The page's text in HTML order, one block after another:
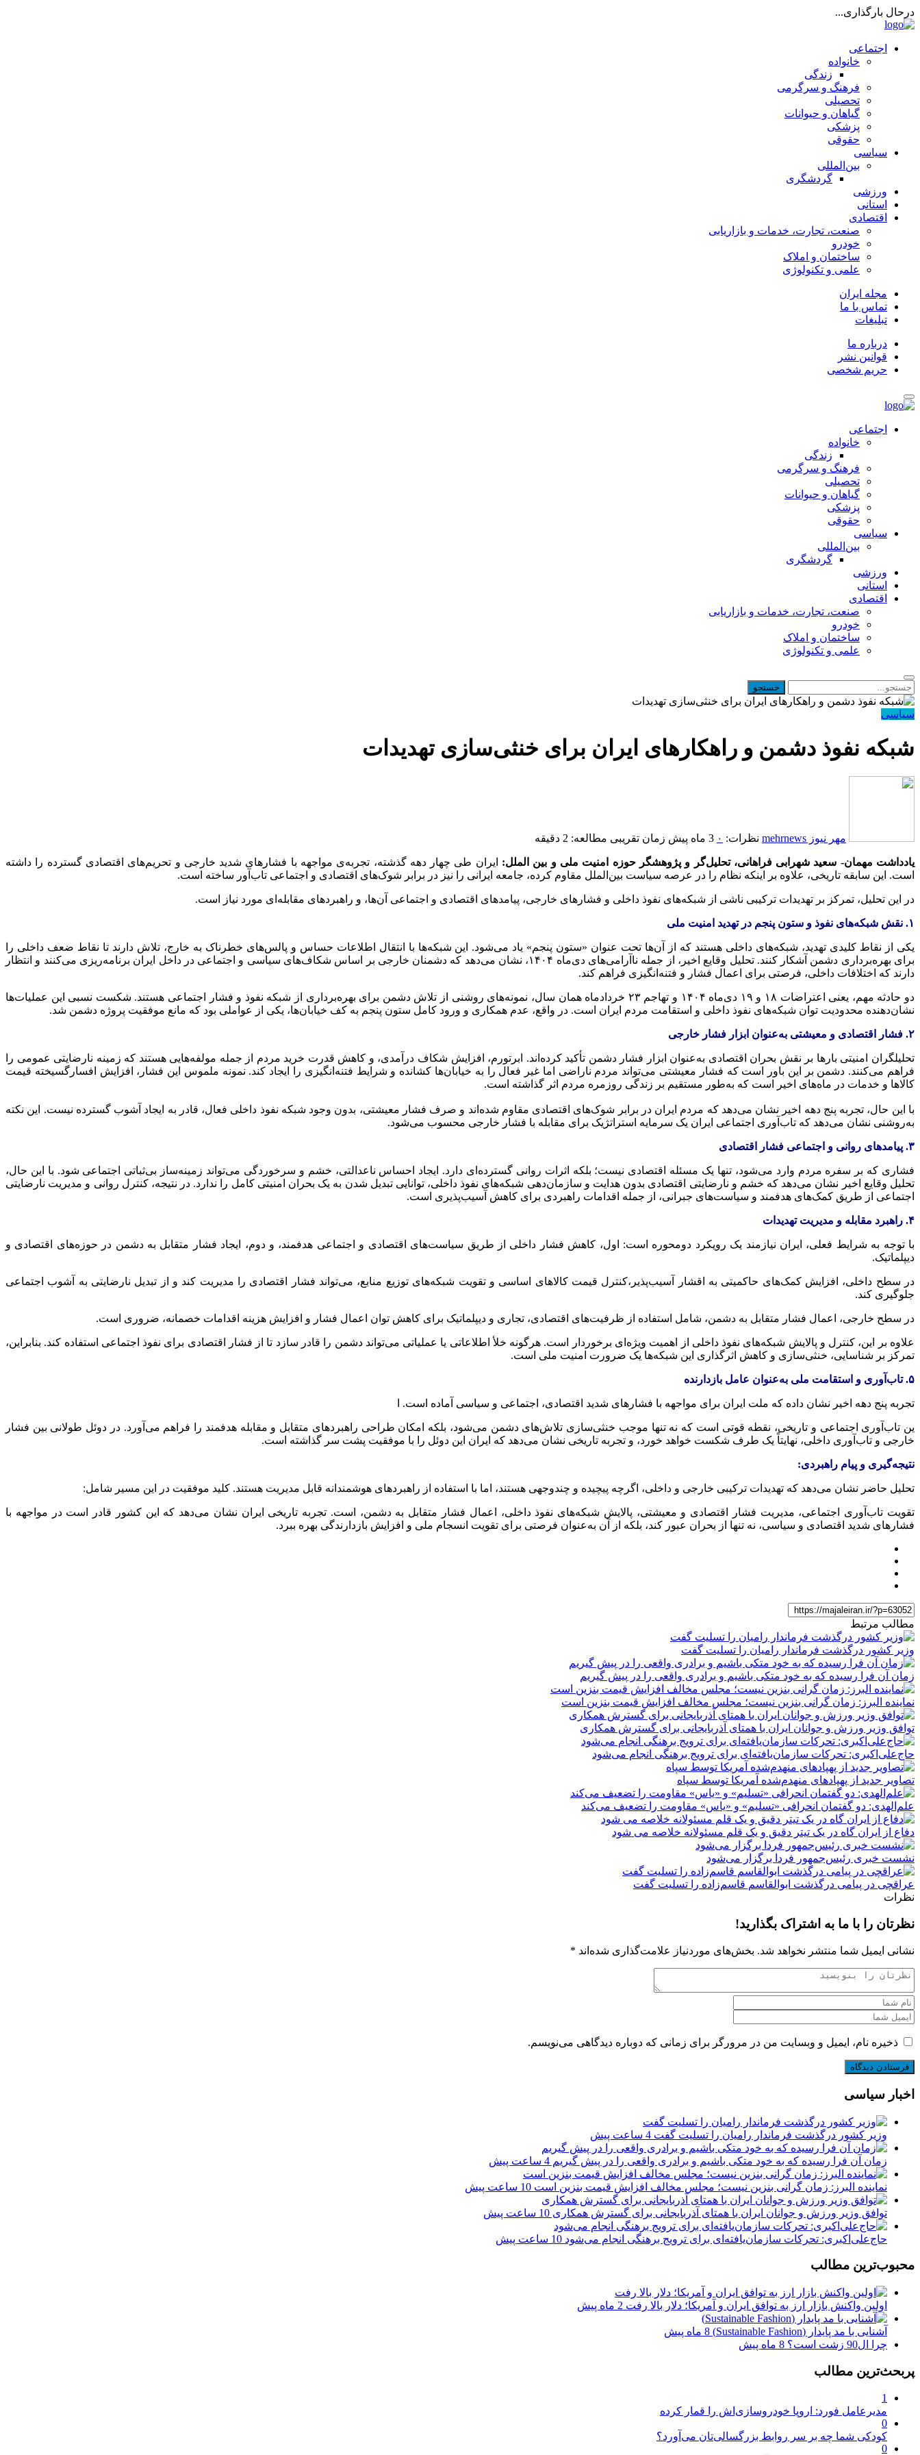
درحال بارگذاری...
اجتماعی
خانواده
زندگی
فرهنگ و سرگرمی
تحصیلی
گیاهان و حیوانات
پزشکی
حقوقی
سیاسی
بین‌المللی
گردشگری
ورزشی
استانی
اقتصادی
صنعت، تجارت، خدمات و بازاریابی
خودرو
ساختمان و املاک
علمی و تکنولوژی
مجله ایران
تماس با ما
تبلیغات
درباره ما
قوانین نشر
حریم شخصی
اجتماعی
خانواده
زندگی
فرهنگ و سرگرمی
تحصیلی
گیاهان و حیوانات
پزشکی
حقوقی
سیاسی
بین‌المللی
گردشگری
ورزشی
استانی
اقتصادی
صنعت، تجارت، خدمات و بازاریابی
خودرو
ساختمان و املاک
علمی و تکنولوژی
سیاسی
شبکه نفوذ دشمن و راهکارهای ایران برای خنثی‌سازی تهدیدات
مهر نیوز mehrnews نظرات: ۰ 3 ماه پیش زمان تقریبی مطالعه: 2 دقیقه
‌یادداشت مهمان- سعید شهرابی فراهانی، تحلیل‌گر و پژوهشگر حوزه امنیت ملی و بین الملل:
ایران طی چهار دهه گذشته، تجربه‌ی مواجهه با فشارهای شدید خارجی و تحریم‌های اقتصادی گسترده را داشته
است. این سابقه تاریخی، علاوه بر اینکه نظام را در عرصه سیاست بین‌الملل مقاوم کرده، جامعه ایرانی را نیز در برابر شوک‌های اقتصادی و اجتماعی تاب‌آور ساخته است.
در این تحلیل، تمرکز بر تهدیدات ترکیبی ناشی از شبکه‌های نفوذ داخلی و فشارهای خارجی، پیامدهای اقتصادی و اجتماعی آن‌ها، و راهبردهای مقابله‌ای مورد نیاز است.
۱. نقش شبکه‌های نفوذ و ستون پنجم در تهدید امنیت ملی
یکی از نقاط کلیدی تهدید، شبکه‌های داخلی هستند که از آن‌ها تحت عنوان «ستون پنجم» یاد می‌شود. این شبکه‌ها با انتقال اطلاعات حساس و پالس‌های خطرناک به خارج، تلاش دارند تا نقاط ضعف داخلی را
برای بهره‌برداری دشمن آشکار کنند. تحلیل وقایع اخیر، از جمله ناآرامی‌های دی‌ماه ۱۴۰۴، نشان می‌دهد که دشمنان خارجی بر اساس شکاف‌های سیاسی و اجتماعی در داخل ایران برنامه‌ریزی می‌کنند و انتظار
دارند که اختلافات داخلی، فرصتی برای اعمال فشار و فتنه‌انگیزی فراهم کند.
دو حادثه مهم، یعنی اعتراضات ۱۸ و ۱۹ دی‌ماه ۱۴۰۴ و تهاجم ۲۳ خردادماه همان سال، نمونه‌های روشنی از تلاش دشمن برای بهره‌برداری از شبکه نفوذ و فشار اجتماعی هستند. شکست نسبی این عملیات‌ها
نشان‌دهنده محدودیت توان شبکه‌های نفوذ داخلی و استقامت مردم ایران است. در واقع، عدم همکاری و ورود کامل ستون پنجم به کف خیابان‌ها، یکی از عواملی بود که مانع موفقیت پروژه دشمن شد.
۲. فشار اقتصادی و معیشتی به‌عنوان ابزار فشار خارجی
تحلیلگران امنیتی بارها بر نقش بحران اقتصادی به‌عنوان ابزار فشار دشمن تأکید کرده‌اند. ابرتورم، افزایش شکاف درآمدی، و کاهش قدرت خرید مردم از جمله مولفه‌هایی هستند که زمینه نارضایتی عمومی را
فراهم می‌کنند. دشمن بر این باور است که فشار معیشتی می‌تواند مردم ناراضی اما غیر فعال را به خیابان‌ها کشانده و شرایط فتنه‌انگیزی را ایجاد کند. نمونه ملموس این فشار، افزایش افسارگسیخته قیمت
کالاها و خدمات در ماه‌های اخیر است که به‌طور مستقیم بر زندگی روزمره مردم اثر گذاشته است.
با این حال، تجربه پنج دهه اخیر نشان می‌دهد که مردم ایران در برابر شوک‌های اقتصادی مقاوم شده‌اند و صرف فشار معیشتی، بدون وجود شبکه نفوذ داخلی فعال، قادر به ایجاد آشوب گسترده نیست. این نکته
به‌روشنی نشان می‌دهد که تاب‌آوری اجتماعی ایران یک سرمایه استراتژیک برای مقابله با فشار خارجی محسوب می‌شود.
۳. پیامدهای روانی و اجتماعی فشار اقتصادی
فشاری که بر سفره مردم وارد می‌شود، تنها یک مسئله اقتصادی نیست؛ بلکه اثرات روانی گسترده‌ای دارد. ایجاد احساس ناعدالتی، خشم و سرخوردگی می‌تواند زمینه‌ساز بی‌ثباتی اجتماعی شود. با این حال،
تحلیل وقایع اخیر نشان می‌دهد که خشم و نارضایتی اقتصادی بدون هدایت و سازمان‌دهی شبکه‌های نفوذ داخلی، توانایی تبدیل شدن به یک بحران امنیتی کامل را ندارد. در نتیجه، کنترل روانی و مدیریت نارضایتی
اجتماعی از طریق کمک‌های هدفمند و سیاست‌های جبرانی، از جمله اقدامات راهبردی برای کاهش آسیب‌پذیری است.
۴. راهبرد مقابله و مدیریت تهدیدات
با توجه به شرایط فعلی، ایران نیازمند یک رویکرد دومحوره است: اول، کاهش فشار داخلی از طریق سیاست‌های اقتصادی و اجتماعی هدفمند، و دوم، ایجاد فشار متقابل به دشمن در حوزه‌های اقتصادی و
دیپلماتیک.
در سطح داخلی، افزایش کمک‌های حاکمیتی به اقشار آسیب‌پذیر،کنترل قیمت کالاهای اساسی و تقویت شبکه‌های توزیع منابع، می‌تواند فشار اقتصادی را مدیریت کند و از تبدیل نارضایتی به آشوب اجتماعی
جلوگیری کند.
در سطح خارجی، اعمال فشار متقابل به دشمن، شامل استفاده از ظرفیت‌های اقتصادی، تجاری و دیپلماتیک برای کاهش توان اعمال فشار و افزایش هزینه اقدامات خصمانه، ضروری است.
علاوه بر این، کنترل و پالایش شبکه‌های نفوذ داخلی از اهمیت ویژه‌ای برخوردار است. هرگونه خلأ اطلاعاتی یا عملیاتی می‌تواند دشمن را قادر سازد تا از فشار اقتصادی برای نفوذ اجتماعی استفاده کند. بنابراین،
تمرکز بر شناسایی، خنثی‌سازی و کاهش اثرگذاری این شبکه‌ها یک ضرورت امنیت ملی است.
۵. تاب‌آوری و استقامت ملی به‌عنوان عامل بازدارنده
تجربه پنج دهه اخیر نشان داده که ملت ایران برای مواجهه با فشارهای شدید اقتصادی، اجتماعی و سیاسی آماده است. ا
ین تاب‌آوری اجتماعی و تاریخی، نقطه قوتی است که نه تنها موجب خنثی‌سازی تلاش‌های دشمن می‌شود، بلکه امکان طراحی راهبردهای متقابل و مقابله هدفمند را فراهم می‌آورد. در دوئل طولانی بین فشار
خارجی و تاب‌آوری داخلی، نهایتاً یک طرف شکست خواهد خورد، و تجربه تاریخی نشان می‌دهد که ایران این دوئل را با موفقیت پشت سر گذاشته است.
نتیجه‌گیری و پیام راهبردی:
تحلیل حاضر نشان می‌دهد که تهدیدات ترکیبی خارجی و داخلی، اگرچه پیچیده و چندوجهی هستند، اما با استفاده از راهبردهای هوشمندانه قابل مدیریت هستند. کلید موفقیت در این مسیر شامل:
تقویت تاب‌آوری اجتماعی، مدیریت فشار اقتصادی و معیشتی، پالایش شبکه‌های نفوذ داخلی، اعمال فشار متقابل به دشمن، است. تجربه تاریخی ایران نشان می‌دهد که این کشور قادر است در مواجهه با
فشارهای شدید اقتصادی و سیاسی، نه تنها از بحران عبور کند، بلکه از آن به‌عنوان فرصتی برای تقویت انسجام ملی و افزایش بازدارندگی بهره ببرد.
مطالب مرتبط
وزیر کشور درگذشت فرماندار رامیان را تسلیت گفت
زمان آن فرا رسیده که به خود متکی باشیم و برادری واقعی را در پیش گیریم
نماینده البرز: زمان گرانی بنزین نیست؛ مجلس مخالف افزایش قیمت بنزین است
توافق وزیر ورزش و جوانان ایران با همتای آذربایجانی برای گسترش همکاری
حاج‌علی‌اکبری: تحرکات سازمان‌یافته‌ای برای ترویج برهنگی انجام می‌شود
تصاویر جدید از پهپادهای منهدم‌شده آمریکا توسط سپاه
علم‌الهدی: دو گفتمان انحرافی «تسلیم» و «یاس» مقاومت را تضعیف می‌کند
دفاع از ایران گاه در یک تیتر دقیق و یک قلم مسئولانه خلاصه می شود
نشست خبری رئیس‌جمهور فردا برگزار می‌شود
عراقچی در پیامی درگذشت ابوالقاسم قاسم‌زاده را تسلیت گفت
نظرات
نظرتان را با ما به اشتراک بگذارید!
نشانی ایمیل شما منتشر نخواهد شد. بخش‌های موردنیاز علامت‌گذاری شده‌اند *
ذخیره نام، ایمیل و وبسایت من در مرورگر برای زمانی که دوباره دیدگاهی می‌نویسم.
اخبار سیاسی
وزیر کشور درگذشت فرماندار رامیان را تسلیت گفت 4 ساعت پیش
زمان آن فرا رسیده که به خود متکی باشیم و برادری واقعی را در پیش گیریم 4 ساعت پیش
نماینده البرز: زمان گرانی بنزین نیست؛ مجلس مخالف افزایش قیمت بنزین است 10 ساعت پیش
توافق وزیر ورزش و جوانان ایران با همتای آذربایجانی برای گسترش همکاری 10 ساعت پیش
حاج‌علی‌اکبری: تحرکات سازمان‌یافته‌ای برای ترویج برهنگی انجام می‌شود 10 ساعت پیش
محبوب‌ترین مطالب
اولین واکنش بازار ارز به توافق ایران و آمریکا؛ دلار بالا رفت 2 ماه پیش
آشنایی با مد پایدار (Sustainable Fashion)
8 ماه پیش
چرا ال90 زشت است؟
8 ماه پیش
پربحث‌ترین مطالب
1
مدیرعامل فورد: اروپا خودروسازی‌اش را قمار کرده
0
کودکی شما چه بر سر روابط بزرگسالی‌تان می‌آورد؟
0